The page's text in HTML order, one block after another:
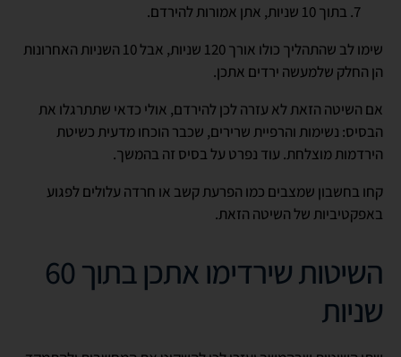
בתוך 10 שניות, אתן אמורות להירדם.
שימו לב שהתהליך כולו אורך 120 שניות, אבל 10 השניות האחרונות
הן החלק שלמעשה ירדים אתכן.
אם השיטה הזאת לא עזרה לכן להירדם, אולי כדאי שתתרגלו את
הבסיס: נשימות והרפיית שרירים, שכבר הוכחו מדעית כשיטת
הירדמות מוצלחת. עוד נפרט על בסיס זה בהמשך.
קחו בחשבון שמצבים כמו הפרעת קשב או חרדה עלולים לפגוע
באפקטיביות של השיטה הזאת.
השיטות שירדימו אתכן בתוך 60
שניות